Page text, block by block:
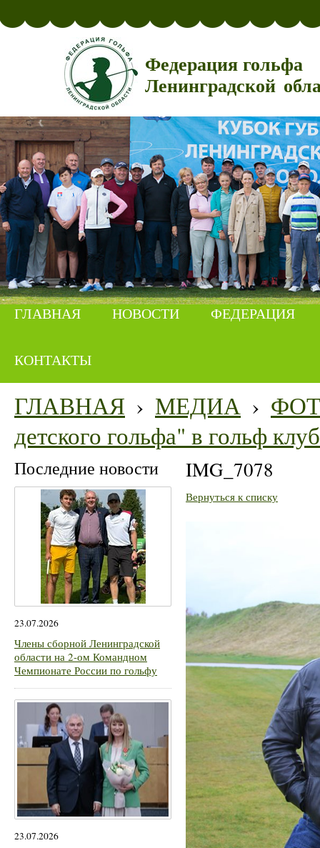
Федерация гольфа
Ленинградской
ГЛАВНАЯ НОВОСТИ ФЕДЕРАЦИЯ
КОНТАКТЫ
ГЛАВНАЯ › МЕДИА ›
детского гольфа" в гольф
Последние новости
23.07.2026
Члены сборной Ленинградской
области на 2-ом Командном
Чемпионате России по гольфу
23.07.2026
IMG_7078
Вернуться к списку